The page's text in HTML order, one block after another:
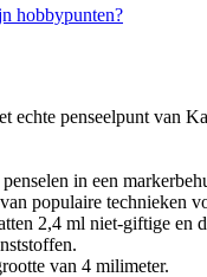
hobbypunten?
echte penseelpunt van
in een
populaire technieken
2,4 ml niet-giftige
van 4 milimeter.